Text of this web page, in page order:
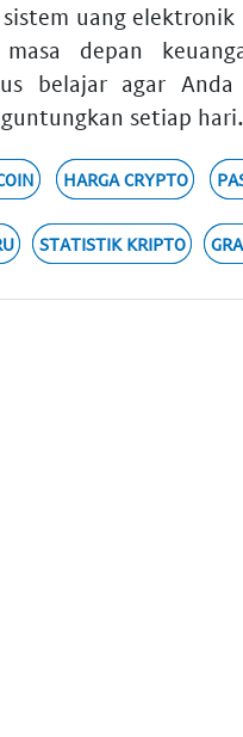
uang
depan
belajar agar
setiap hari.
HARGA CRYPTO
STATISTIK KRIPTO